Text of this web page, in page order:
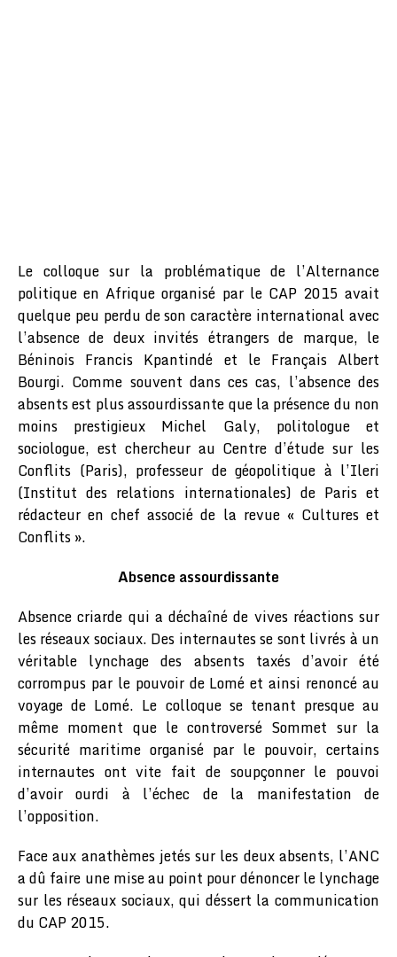
Le colloque sur la problématique de l’Alternance
politique en Afrique organisé par le CAP 2015 avait
quelque peu perdu de son caractère international avec
l’absence de deux invités étrangers de marque, le
Béninois Francis Kpantindé et le Français Albert
Bourgi. Comme souvent dans ces cas, l’absence des
absents est plus assourdissante que la présence du non
moins prestigieux Michel Galy, politologue et
sociologue, est chercheur au Centre d’étude sur les
Conflits (Paris), professeur de géopolitique à l’Ileri
(Institut des relations internationales) de Paris et
rédacteur en chef associé de la revue « Cultures et
Conflits ».
Absence assourdissante
Absence criarde qui a déchaîné de vives réactions sur
les réseaux sociaux. Des internautes se sont livrés à un
véritable lynchage des absents taxés d’avoir été
corrompus par le pouvoir de Lomé et ainsi renoncé au
voyage de Lomé. Le colloque se tenant presque au
même moment que le controversé Sommet sur la
sécurité maritime organisé par le pouvoir, certains
internautes ont vite fait de soupçonner le pouvoi
d’avoir ourdi à l’échec de la manifestation de
l’opposition.
Face aux anathèmes jetés sur les deux absents, l’ANC
a dû faire une mise au point pour dénoncer le lynchage
sur les réseaux sociaux, qui déssert la communication
du CAP 2015.